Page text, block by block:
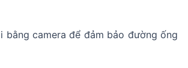
bằng camera để đảm bảo đường ống